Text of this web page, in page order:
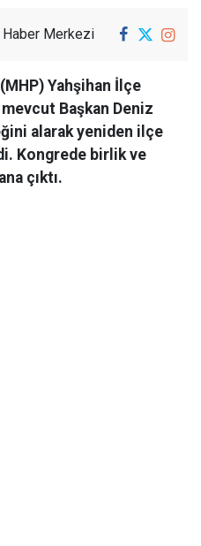
Haber Merkezi
Yahşihan İlçe
Başkan Deniz
alarak yeniden ilçe
Kongrede birlik ve
çıktı.